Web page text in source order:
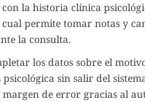
la historia clínica
permite tomar notas y
la consulta.
los datos sobre el
psicológica sin salir del
margen de error gracias al